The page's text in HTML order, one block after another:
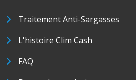
Traitement Anti-Sargasses
L'histoire Clim Cash
FAQ